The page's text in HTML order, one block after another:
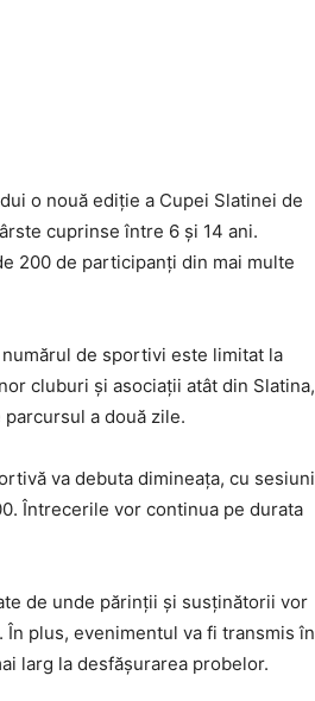
o nouă ediție a Cupei Slatinei de
cuprinse între 6 și 14 ani.
200 de participanți din mai multe
de sportivi este limitat la
cluburi și asociații atât din Slatina,
a două zile.
va debuta dimineața, cu sesiuni
Întrecerile vor continua pe durata
de unde părinții și susținătorii vor
plus, evenimentul va fi transmis în
larg la desfășurarea probelor.